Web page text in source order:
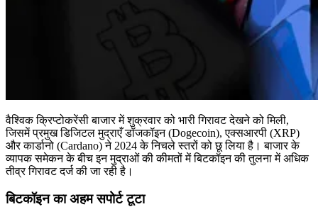
वैश्विक क्रिप्टोकरेंसी बाजार में शुक्रवार को भारी गिरावट देखने को मिली,
जिसमें प्रमुख डिजिटल मुद्राएँ डॉजकॉइन (Dogecoin), एक्सआरपी (XRP)
और कार्डानो (Cardano) ने 2024 के निचले स्तरों को छू लिया है। बाजार के
व्यापक समेकन के बीच इन मुद्राओं की कीमतों में बिटकॉइन की तुलना में अधिक
तीव्र गिरावट दर्ज की जा रही है।
बिटकॉइन का अहम सपोर्ट टूटा